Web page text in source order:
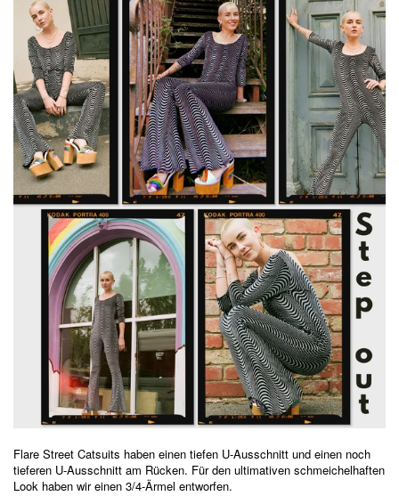
Flare Street Catsuits haben einen tiefen U-Ausschnitt und einen noch
tieferen U-Ausschnitt am Rücken. Für den ultimativen schmeichelhaften
Look haben wir einen 3/4-Ärmel entworfen.